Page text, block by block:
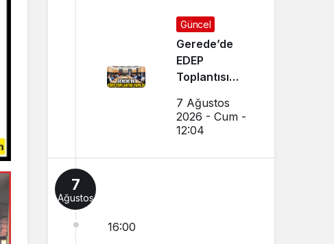
Güncel
Gerede’de
EDEP
Toplantısı
7 Ağustos
2026 - Cum -
12:04
7
Ağustos
16:00